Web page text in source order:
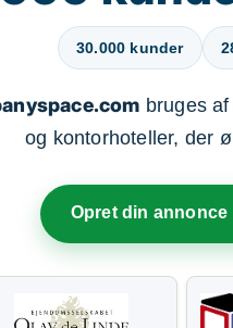
30.000 kunder
bruges
og kontorhoteller, der
Opret din annonce